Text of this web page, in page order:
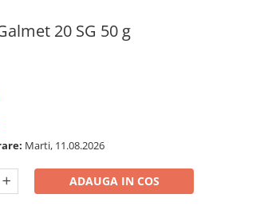
20 SG 50 g
Marti, 11.08.2026
ADAUGA IN COS